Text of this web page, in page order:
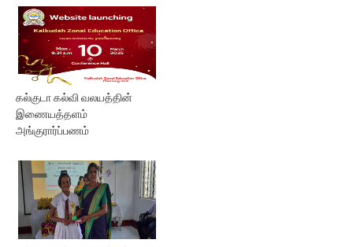
கல்குடா கல்வி வலயத்தின்
இணையத்தளம்
அங்குரார்ப்பணம்